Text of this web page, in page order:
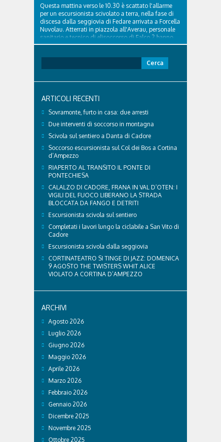
Questa mattina verso le 10.30 è scattato l'allarme
per un escursionista scivolato a terra, nella fase di
discesa dalla seggiovia di Fedare arrivata a Forcella
Nuvolau. Atterrati in piazzola all'Averau, personale
sanitario e tecnico di elisoccorso di Falco 2 hanno
raggiunto il 74enne di Teolo...
per:
ARTICOLI RECENTI
Sovramonte, furto in casa: due arresti
Due interventi di soccorso in montagna
Scivola sul sentiero a Danta di Cadore
Soccorso escursionista sul Col dei Bos a Cortina
d’Ampezzo
RIAPERTO AL TRANSITO IL PONTE DI
PONTECHIESA
CALALZO DI CADORE, FRANA IN VAL D’OTEN: I
VIGILI DEL FUOCO LIBERANO LA STRADA
BLOCCATA DA FANGO E DETRITI
Escursionista scivola sul sentiero
Completati i lavori lungo la ciclabile a San Vito di
Cadore
Escursionista scivola dalla seggiovia
CORTINATEATRO SI TINGE DI JAZZ: DOMENICA
9 AGOSTO THE TWISTERS WHIT ALICE
VIOLATO A CORTINA D’AMPEZZO
ARCHIVI
Agosto 2026
Luglio 2026
Giugno 2026
Maggio 2026
Aprile 2026
Marzo 2026
Febbraio 2026
Gennaio 2026
Dicembre 2025
Novembre 2025
Ottobre 2025